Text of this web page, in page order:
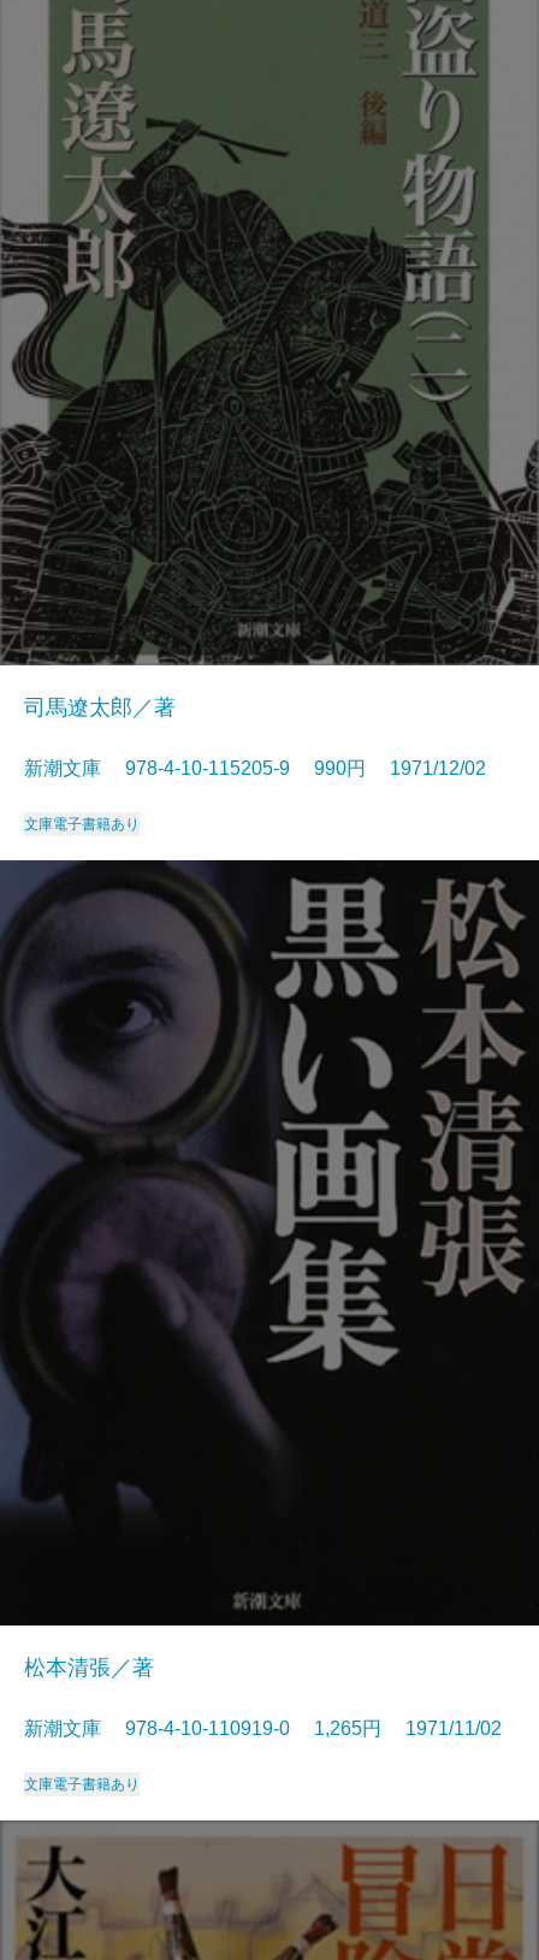
司馬遼太郎／著
新潮文庫 978-4-10-115205-9 990円 1971/12/02
文庫電子書籍あり
松本清張／著
新潮文庫 978-4-10-110919-0 1,265円 1971/11/02
文庫電子書籍あり